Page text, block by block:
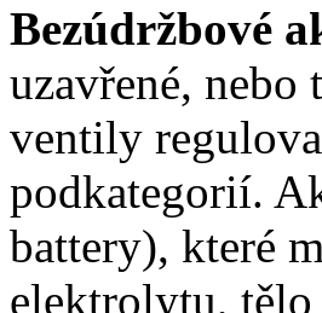
Bezúdržbové
uzavřené,
ventily
podkategorií.
battery), které
elektrolytu, tělo